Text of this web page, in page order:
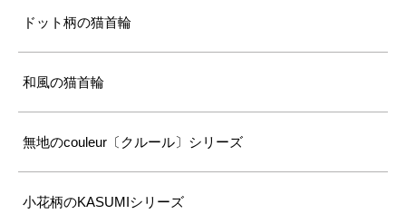
ドット柄の猫首輪
和風の猫首輪
無地のcouleur〔クルール〕シリーズ
小花柄のKASUMIシリーズ